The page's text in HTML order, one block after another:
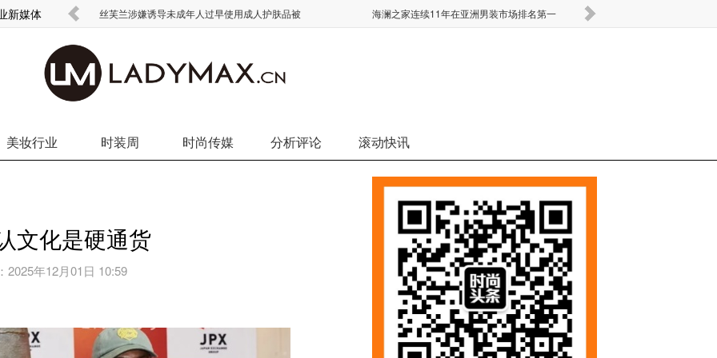
新媒体 丝芙兰涉嫌诱导未成年人过早使用成人护肤品被 海澜之家连续11年在亚洲男装市场排名第一
美妆行业 时装周 时尚传媒 分析评论 滚动快讯
文化是硬通货
2025年12月01日 10:59